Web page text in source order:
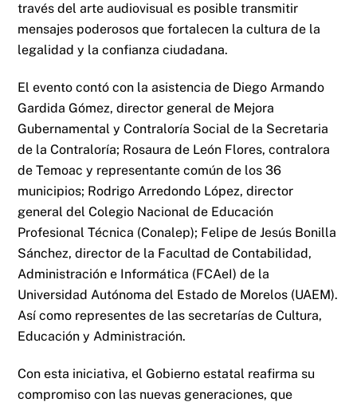
través del arte audiovisual es posible transmitir
mensajes poderosos que fortalecen la cultura de la
legalidad y la confianza ciudadana.
El evento contó con la asistencia de Diego Armando
Gardida Gómez, director general de Mejora
Gubernamental y Contraloría Social de la Secretaria
de la Contraloría; Rosaura de León Flores, contralora
de Temoac y representante común de los 36
municipios; Rodrigo Arredondo López, director
general del Colegio Nacional de Educación
Profesional Técnica (Conalep); Felipe de Jesús Bonilla
Sánchez, director de la Facultad de Contabilidad,
Administración e Informática (FCAeI) de la
Universidad Autónoma del Estado de Morelos (UAEM).
Así como representes de las secretarías de Cultura,
Educación y Administración.
Con esta iniciativa, el Gobierno estatal reafirma su
compromiso con las nuevas generaciones, que